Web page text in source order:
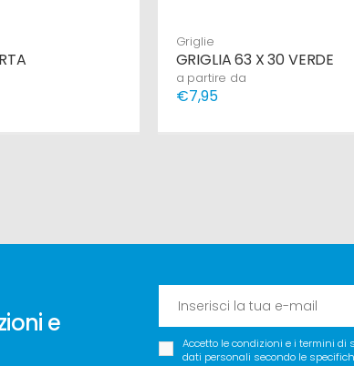
Griglie
GRIGLIA 63 X 30 VERDE
a partire da
€7,95
e
Accetto le condizioni e i termini di
dati personali secondo le